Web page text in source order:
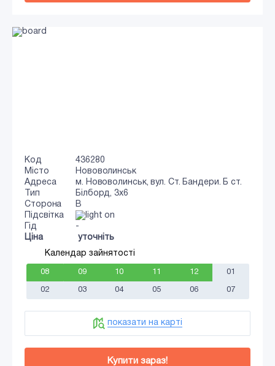
Код
436280
Місто
Нововолинськ
Адреса
м. Нововолинськ, вул. Ст. Бандери. Б ст.
Тип
Білборд, 3х6
Сторона
B
Підсвітка
Гід
-
Ціна
уточніть
Календар зайнятості
08 09 10 11 12 01
02 03 04 05 06 07
показати на карті
Купити зараз!